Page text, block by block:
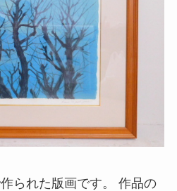
られた版画です。 作品の